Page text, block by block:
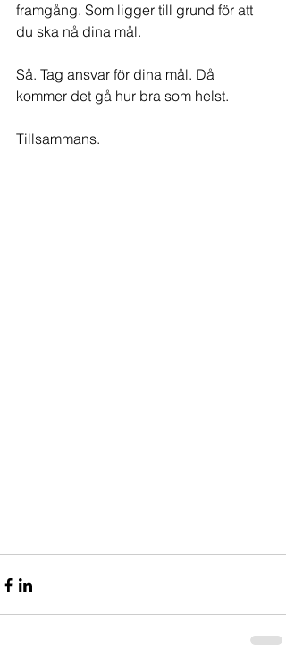
framgång. Som ligger till grund för att
du ska nå dina mål.
Så. Tag ansvar för dina mål. Då
kommer det gå hur bra som helst.
Tillsammans.